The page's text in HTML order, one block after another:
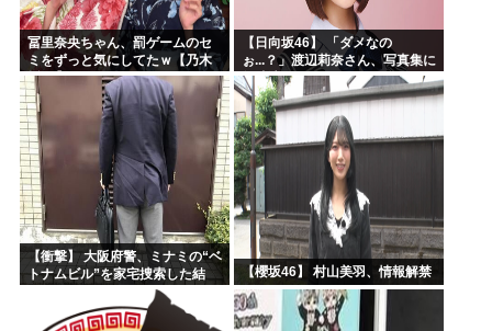
冨里奈央ちゃん、罰ゲームのセ
ミをずっと気にしてたｗ【乃木
坂46】
【日向坂46】 「ダメなの
ぉ...？」渡辺莉奈さん、写真集に
興味津々
【衝撃】 大阪府警、ミナミの“ベ
トナムビル”を家宅捜索した結
【櫻坂46】 村山美羽、情報解禁